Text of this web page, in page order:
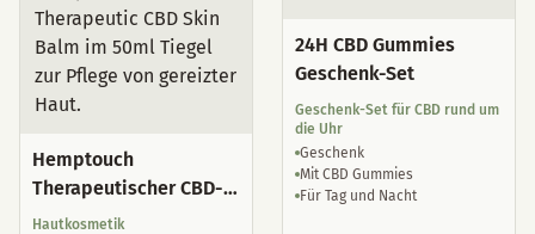
Hemptouch
Therapeutischer CBD-
Hautbalsam
Hautkosmetik
24H CBD Gummies
Geschenk-Set
Geschenk-Set für CBD rund um
die Uhr
Geschenk
Mit CBD Gummies
Für Tag und Nacht